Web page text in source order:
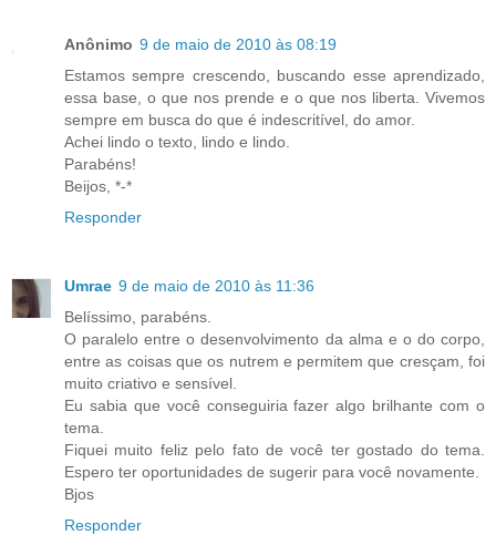
Anônimo 9 de maio de 2010 às 08:19
Estamos sempre crescendo, buscando esse aprendizado,
essa base, o que nos prende e o que nos liberta. Vivemos
sempre em busca do que é indescritível, do amor.
Achei lindo o texto, lindo e lindo.
Parabéns!
Beijos, *-*
Responder
Umrae 9 de maio de 2010 às 11:36
Belíssimo, parabéns.
O paralelo entre o desenvolvimento da alma e o do corpo,
entre as coisas que os nutrem e permitem que cresçam, foi
muito criativo e sensível.
Eu sabia que você conseguiria fazer algo brilhante com o
tema.
Fiquei muito feliz pelo fato de você ter gostado do tema.
Espero ter oportunidades de sugerir para você novamente.
Bjos
Responder